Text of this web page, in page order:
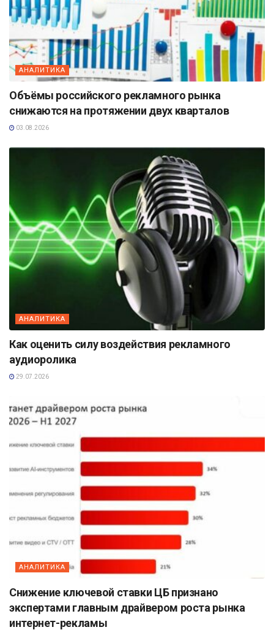
АНАЛИТИКА
Объёмы российского рекламного рынка
снижаются на протяжении двух кварталов
03.08.2026
АНАЛИТИКА
Как оценить силу воздействия рекламного
аудиоролика
29.07.2026
АНАЛИТИКА
Снижение ключевой ставки ЦБ признано
экспертами главным драйвером роста рынка
интернет-рекламы